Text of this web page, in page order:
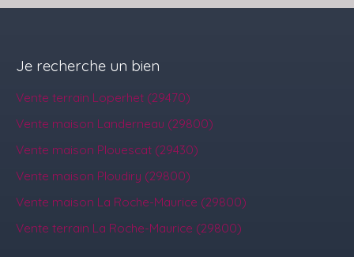
Je recherche un bien
Vente terrain Loperhet (29470)
Vente maison Landerneau (29800)
Vente maison Plouescat (29430)
Vente maison Ploudiry (29800)
Vente maison La Roche-Maurice (29800)
Vente terrain La Roche-Maurice (29800)